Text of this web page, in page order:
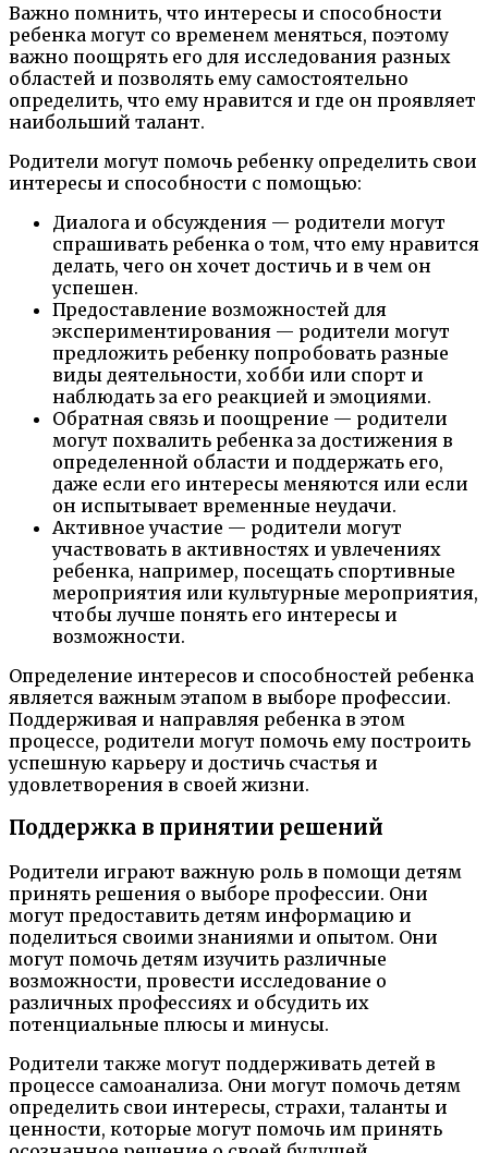
Важно помнить, что интересы и способности
ребенка могут со временем меняться, поэтому
важно поощрять его для исследования разных
областей и позволять ему самостоятельно
определить, что ему нравится и где он проявляет
наибольший талант.
Родители могут помочь ребенку определить свои
интересы и способности с помощью:
Диалога и обсуждения — родители могут
спрашивать ребенка о том, что ему нравится
делать, чего он хочет достичь и в чем он
успешен.
Предоставление возможностей для
экспериментирования — родители могут
предложить ребенку попробовать разные
виды деятельности, хобби или спорт и
наблюдать за его реакцией и эмоциями.
Обратная связь и поощрение — родители
могут похвалить ребенка за достижения в
определенной области и поддержать его,
даже если его интересы меняются или если
он испытывает временные неудачи.
Активное участие — родители могут
участвовать в активностях и увлечениях
ребенка, например, посещать спортивные
мероприятия или культурные мероприятия,
чтобы лучше понять его интересы и
возможности.
Определение интересов и способностей ребенка
является важным этапом в выборе профессии.
Поддерживая и направляя ребенка в этом
процессе, родители могут помочь ему построить
успешную карьеру и достичь счастья и
удовлетворения в своей жизни.
Поддержка в принятии решений
Родители играют важную роль в помощи детям
принять решения о выборе профессии. Они
могут предоставить детям информацию и
поделиться своими знаниями и опытом. Они
могут помочь детям изучить различные
возможности, провести исследование о
различных профессиях и обсудить их
потенциальные плюсы и минусы.
Родители также могут поддерживать детей в
процессе самоанализа. Они могут помочь детям
определить свои интересы, страхи, таланты и
ценности, которые могут помочь им принять